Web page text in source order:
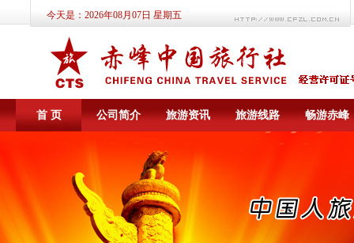
今天是： 2026年08月07日 星期五
首 页 公司简介 旅游资讯 旅游线路 畅游赤峰